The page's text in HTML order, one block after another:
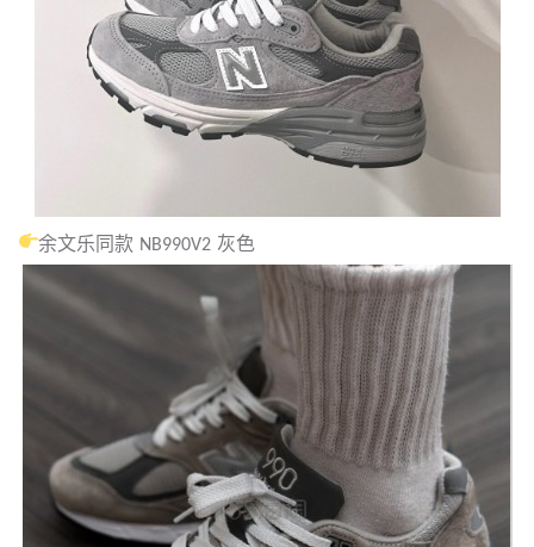
余文乐同款 NB990V2 灰色